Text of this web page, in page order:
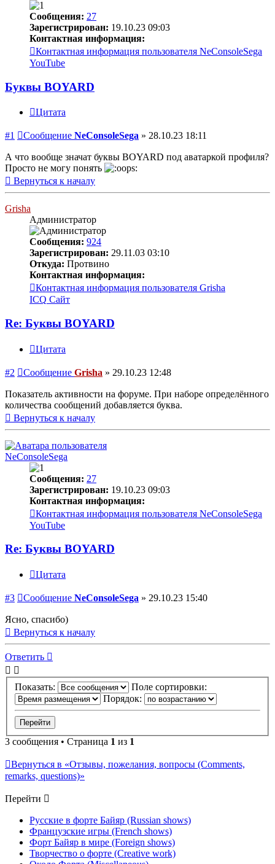
Сообщения: 27
Зарегистрирован: 19.10.23 09:03
Контактная информация:
Контактная информация пользователя NeConsoleSega
YouTube
Буквы BOYARD
Цитата
#1 Сообщение NeConsoleSega » 28.10.23 18:11
А что вообще значат буквы BOYARD под аватаркой профиля?
Просто не могу понять
Вернуться к началу
Grisha
Администратор
Сообщения: 924
Зарегистрирован: 29.11.03 03:10
Откуда: Протвино
Контактная информация:
Контактная информация пользователя Grisha
ICQ Сайт
Re: Буквы BOYARD
Цитата
#2 Сообщение Grisha » 29.10.23 12:48
Показатель активности на форуме. При наборе определённого
количества сообщений добавляется буква.
Вернуться к началу
NeConsoleSega
Сообщения: 27
Зарегистрирован: 19.10.23 09:03
Контактная информация:
Контактная информация пользователя NeConsoleSega
YouTube
Re: Буквы BOYARD
Цитата
#3 Сообщение NeConsoleSega » 29.10.23 15:40
Ясно, спасибо)
Вернуться к началу
Ответить
Показать:
Поле сортировки:
Порядок:
3 сообщения • Страница 1 из 1
Вернуться в «Отзывы, пожелания, вопросы (Comments,
remarks, questions)»
Перейти
Русские в форте Байяр (Russian shows)
Французские игры (French shows)
Форт Байяр в мире (Foreign shows)
Творчество о форте (Creative work)